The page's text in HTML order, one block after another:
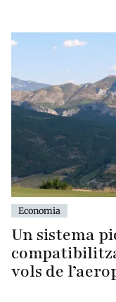
Economia
Un sistema
vols de